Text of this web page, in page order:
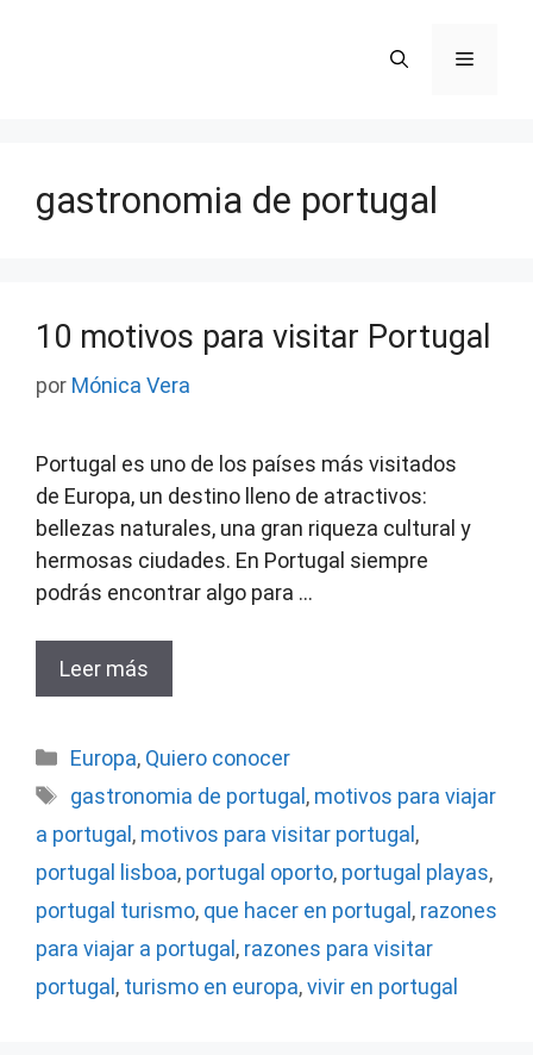
Menú
gastronomia de portugal
10 motivos para visitar Portugal
por Mónica Vera
Portugal es uno de los países más visitados
de Europa, un destino lleno de atractivos:
bellezas naturales, una gran riqueza cultural y
hermosas ciudades. En Portugal siempre
podrás encontrar algo para …
Leer más
Categorías
Europa, Quiero conocer
Etiquetas
gastronomia de portugal , motivos para viajar
a portugal , motivos para visitar portugal ,
portugal lisboa, portugal oporto, portugal playas,
portugal turismo, que hacer en portugal , razones
para viajar a portugal , razones para visitar
portugal , turismo en europa,vivir en portugal